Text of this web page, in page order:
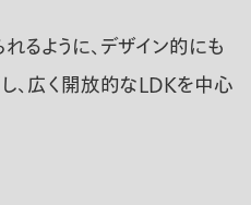
ように、デザイン的にも
、広く開放的なLDKを中心